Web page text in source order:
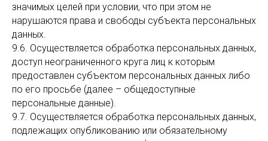
значимых целей при условии, что при этом не
нарушаются права и свободы субъекта персональных
данных.
9.6. Осуществляется обработка персональных данных,
доступ неограниченного круга лиц к которым
предоставлен субъектом персональных данных либо
по его просьбе (далее – общедоступные
персональные данные).
9.7. Осуществляется обработка персональных данных,
подлежащих опубликованию или обязательному